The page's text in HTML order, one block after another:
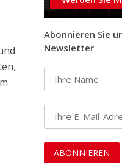
Abonnieren Sie
Newsletter